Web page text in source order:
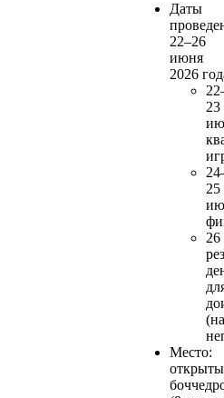
Даты
22–26
июня
2026
23
25
Место: